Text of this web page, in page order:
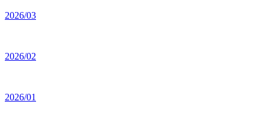
2026/03
2026/02
2026/01